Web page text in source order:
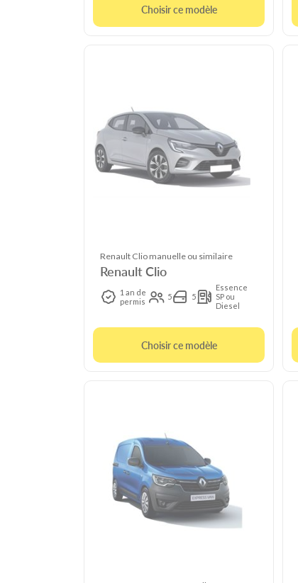
Choisir ce modèle
Renault Clio manuelle ou similaire
Renault Clio
1 an de
permis
5 5
Essence
SP ou
Diesel
Choisir ce modèle